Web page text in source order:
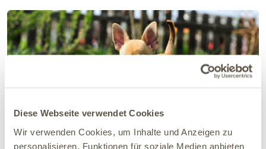
Diese Webseite verwendet Cookies
Wir verwenden Cookies, um Inhalte und Anzeigen zu
personalisieren, Funktionen für soziale Medien anbieten
Einige Zeckenmittel sind für Hunde unter 2 kg nicht geeignet. Dies